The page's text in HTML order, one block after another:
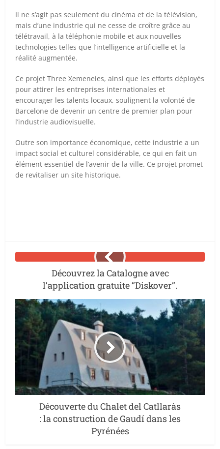
Il ne s’agit pas seulement du cinéma et de la télévision,
mais d’une industrie qui ne cesse de croître grâce au
télétravail, à la téléphonie mobile et aux nouvelles
technologies telles que l’intelligence artificielle et la
réalité augmentée.
Ce projet Three Xemeneies, ainsi que les efforts déployés
pour attirer les entreprises internationales et
encourager les talents locaux, soulignent la volonté de
Barcelone de devenir un centre de premier plan pour
l’industrie audiovisuelle.
Outre son importance économique, cette industrie a un
impact social et culturel considérable, ce qui en fait un
élément essentiel de l’avenir de la ville. Ce projet promet
de revitaliser un site historique.
Découvrez la Catalogne avec
l’application gratuite “Diskover”.
Découverte du Chalet del Catllaràs
: la construction de Gaudí dans les
Pyrénées